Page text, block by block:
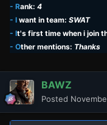
- Rank: 4
- I want in team: SWAT
- It's first time when i join
- Other mentions: Thanks
BAWZ
Posted